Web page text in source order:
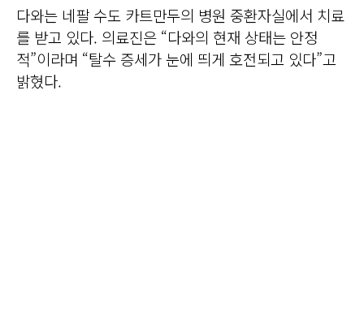
다와는 네팔 수도 카트만두의 병원 중환자실에서 치료
를 받고 있다. 의료진은 “다와의 현재 상태는 안정
적”이라며 “탈수 증세가 눈에 띄게 호전되고 있다”고
밝혔다.